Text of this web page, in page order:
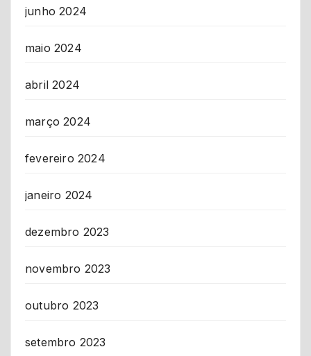
junho 2024
maio 2024
abril 2024
março 2024
fevereiro 2024
janeiro 2024
dezembro 2023
novembro 2023
outubro 2023
setembro 2023